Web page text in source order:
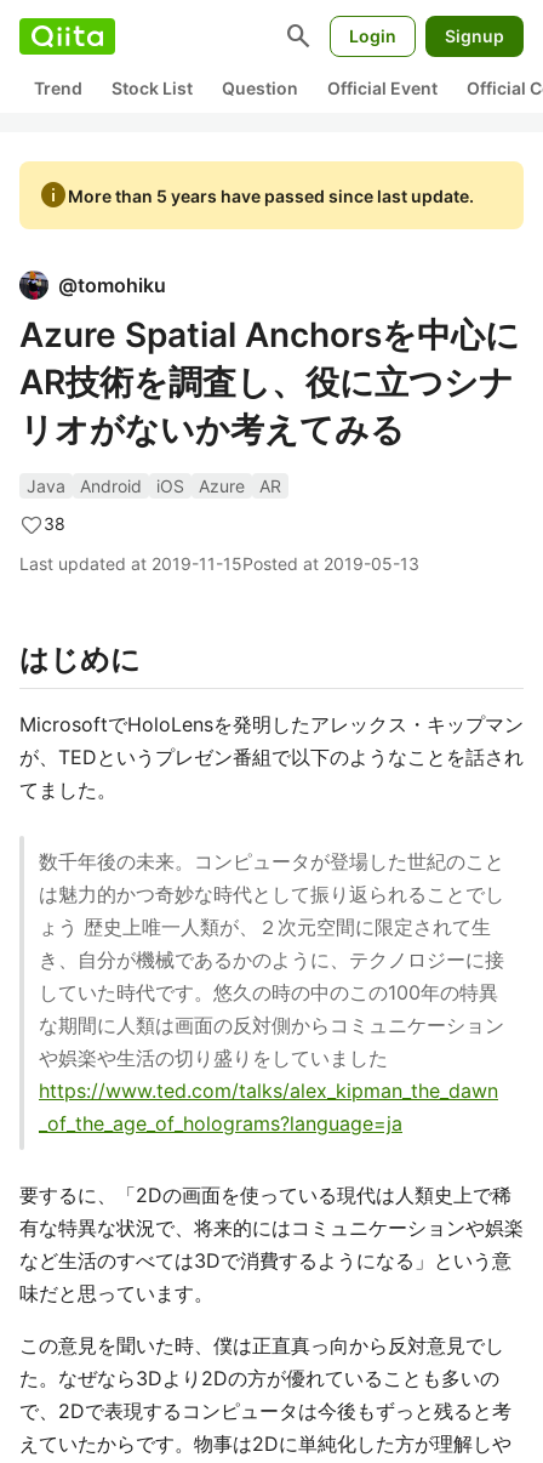
search Login Signup
Trend Stock List Question Official Event Official
infoMore than 5 years have passed since last update.
@tomohiku
Azure Spatial Anchorsを中心に
AR技術を調査し、役に立つシナ
リオがないか考えてみる
Java Android iOS Azure
AR
38
Last updated at 2019-11-15Posted at 2019-05-13
はじめに
MicrosoftでHoloLensを発明したアレックス・キップマン
が、TEDというプレゼン番組で以下のようなことを話され
てました。
数千年後の未来。コンピュータが登場した世紀のこと
は魅力的かつ奇妙な時代として振り返られることでし
ょう 歴史上唯一人類が、２次元空間に限定されて生
き、自分が機械であるかのように、テクノロジーに接
していた時代です。悠久の時の中のこの100年の特異
な期間に人類は画面の反対側からコミュニケーション
や娯楽や生活の切り盛りをしていました
https://www.ted.com/talks/alex_kipman_the_dawn
_of_the_age_of_holograms?language=ja
要するに、「2Dの画面を使っている現代は人類史上で稀
有な特異な状況で、将来的にはコミュニケーションや娯楽
など生活のすべては3Dで消費するようになる」という意
味だと思っています。
この意見を聞いた時、僕は正直真っ向から反対意見でし
た。なぜなら3Dより2Dの方が優れていることも多いの
で、2Dで表現するコンピュータは今後もずっと残ると考
えていたからです。物事は2Dに単純化した方が理解しや